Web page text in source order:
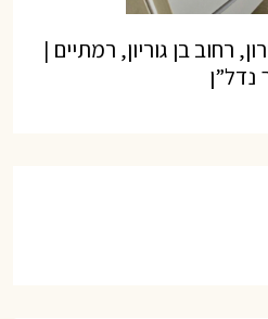
רחוב בן גוריון, רמתיים |
נדל”ן